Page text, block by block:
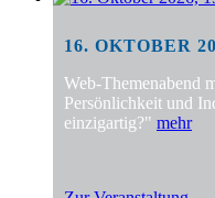
16. OKTOBER
Web-Themenabend
Persönlichkeit und
einzigartig?" mehr